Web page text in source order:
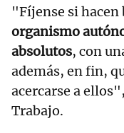
"Fíjense si hacen
organismo
absolutos, con
además, en fin,
acercarse a
Trabajo.